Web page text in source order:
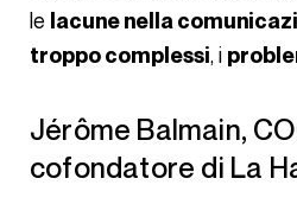
le lacune nella
troppo complessi, i
Jérôme Balmain, COO e
cofondatore di La